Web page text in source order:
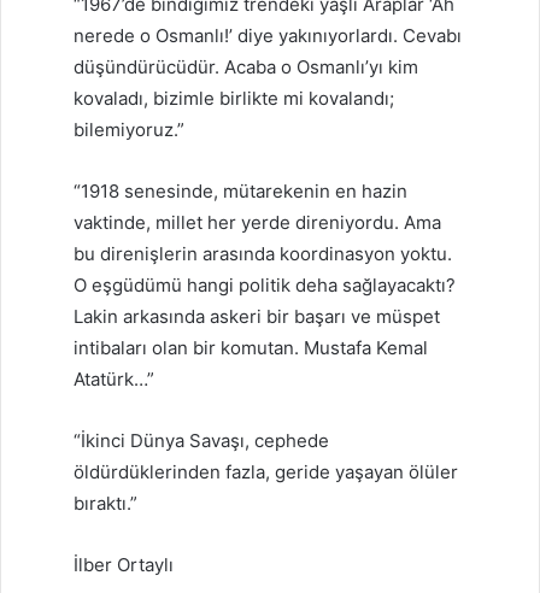
nerede o Osmanlı!’ diye yakınıyorlardı. Cevabı
düşündürücüdür. Acaba o Osmanlı’yı kim
kovaladı, bizimle birlikte mi kovalandı;
bilemiyoruz.”
“1918 senesinde, mütarekenin en hazin
vaktinde, millet her yerde direniyordu. Ama
bu direnişlerin arasında koordinasyon yoktu.
O eşgüdümü hangi politik deha sağlayacaktı?
Lakin arkasında askeri bir başarı ve müspet
intibaları olan bir komutan. Mustafa Kemal
Atatürk…”
“İkinci Dünya Savaşı, cephede
öldürdüklerinden fazla, geride yaşayan ölüler
bıraktı.”
İlber Ortaylı